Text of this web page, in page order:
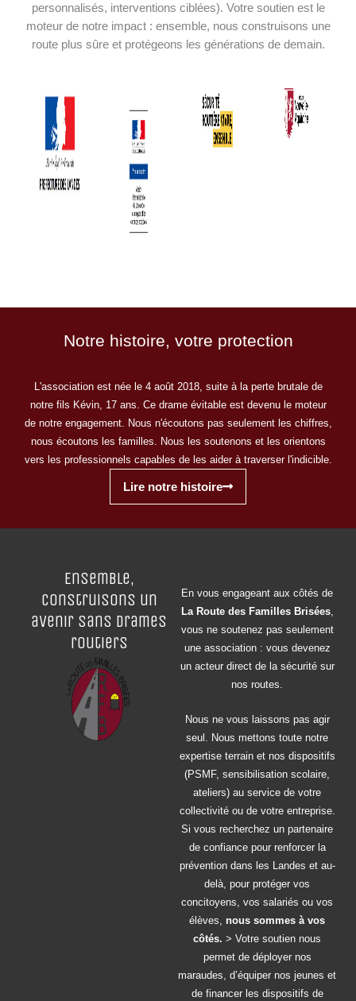
personnalisés, interventions ciblées). Votre soutien est le
moteur de notre impact : ensemble, nous construisons une
route plus sûre et protégeons les générations de demain.
Notre histoire, votre protection
L'association est née le 4 août 2018, suite à la perte brutale de
notre fils Kévin, 17 ans. Ce drame évitable est devenu le moteur
de notre engagement. Nous n'écoutons pas seulement les chiffres,
nous écoutons les familles. Nous les soutenons et les orientons
vers les professionnels capables de les aider à traverser l'indicible.
Lire notre histoire
Ensemble,
construisons un
avenir sans drames
routiers
En vous engageant aux côtés de
La Route des Familles Brisées,
vous ne soutenez pas seulement
une association : vous devenez
un acteur direct de la sécurité sur
nos routes.
Nous ne vous laissons pas agir
seul. Nous mettons toute notre
expertise terrain et nos dispositifs
(PSMF, sensibilisation scolaire,
ateliers) au service de votre
collectivité ou de votre entreprise.
Si vous recherchez un partenaire
de confiance pour renforcer la
prévention dans les Landes et au-
delà, pour protéger vos
concitoyens, vos salariés ou vos
élèves, nous sommes à vos
côtés. > Votre soutien nous
permet de déployer nos
maraudes, d’équiper nos jeunes et
de financer les dispositifs de